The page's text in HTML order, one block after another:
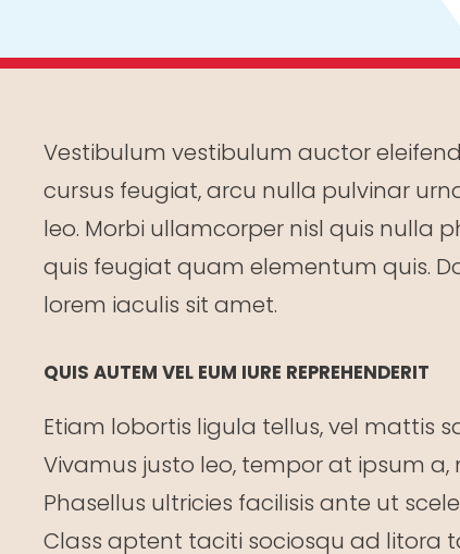
Vestibulum vestibulum auctor
cursus feugiat, arcu nulla pulvinar
leo. Morbi ullamcorper nisl quis nulla
quis feugiat quam elementum quis.
lorem iaculis sit amet.
QUIS AUTEM VEL EUM IURE REPREHENDERIT
Etiam lobortis ligula tellus, vel mattis
Vivamus justo leo, tempor at ipsum a,
Phasellus ultricies facilisis ante ut
Class aptent taciti sociosqu ad litora